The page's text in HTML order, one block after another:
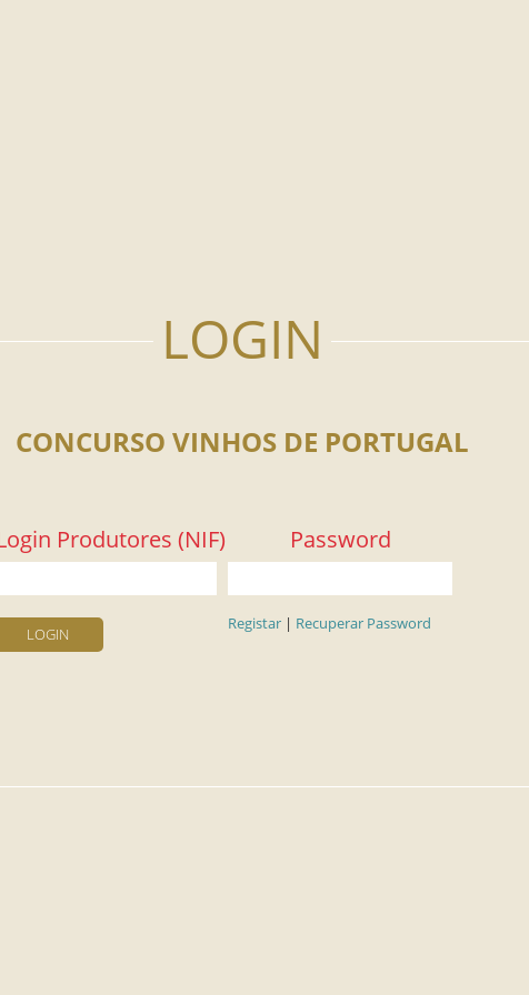
CONCURSO VINHOS DE PORTUGAL
Produtores (NIF) Password
LOGIN
Registar | Recuperar Password